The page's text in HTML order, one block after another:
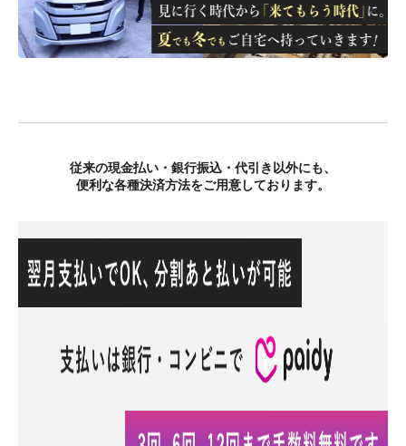
従来の現金払い・銀行振込・代引き以外にも、
便利な各種決済方法をご用意しております。